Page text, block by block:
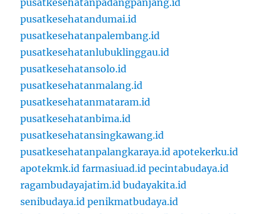
pusatkesehatanpadangpanjang.id
pusatkesehatandumai.id
pusatkesehatanpalembang.id
pusatkesehatanlubuklinggau.id
pusatkesehatansolo.id
pusatkesehatanmalang.id
pusatkesehatanmataram.id
pusatkesehatanbima.id
pusatkesehatansingkawang.id
pusatkesehatanpalangkaraya.id apotekerku.id
apotekmk.id farmasiuad.id pecintabudaya.id
ragambudayajatim.id budayakita.id
senibudaya.id penikmatbudaya.id